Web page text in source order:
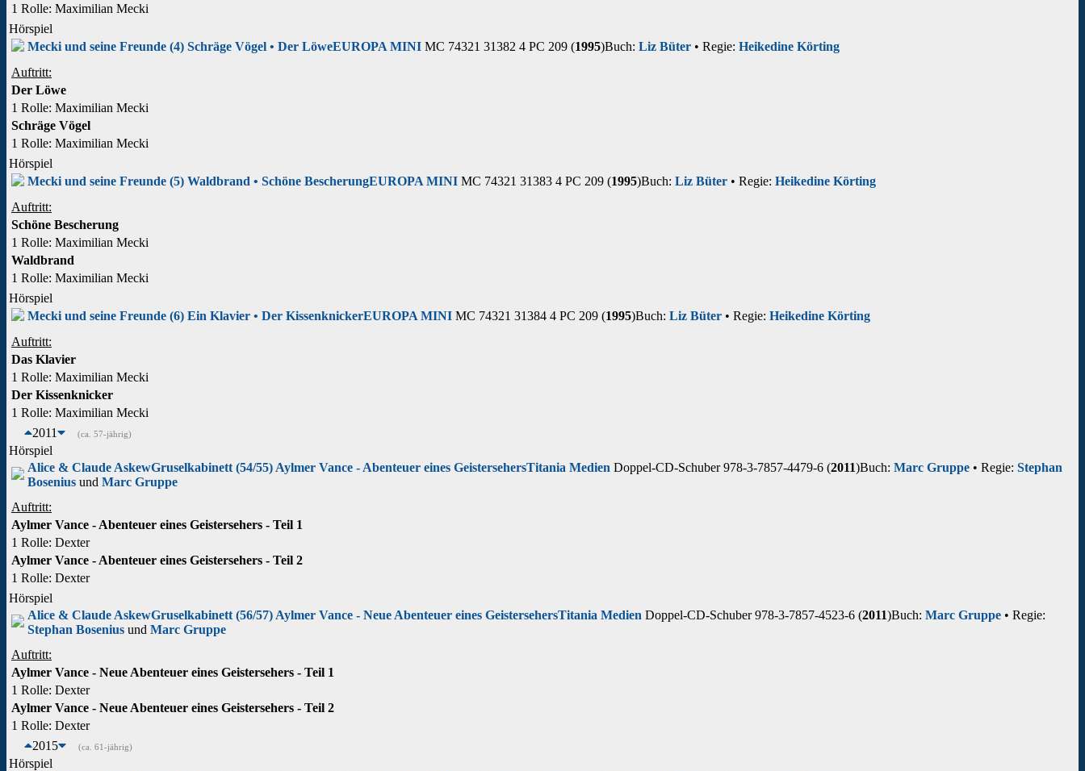
1 Rolle: Maximilian Mecki
Hörspiel
Mecki und seine Freunde (4) Schräge Vögel • Der LöweEUROPA MINI MC 74321 31382 4 PC 209 (1995)Buch: Liz Büter • Regie: Heikedine Körting
Auftritt:
Der Löwe
1 Rolle: Maximilian Mecki
Schräge Vögel
1 Rolle: Maximilian Mecki
Hörspiel
Mecki und seine Freunde (5) Waldbrand • Schöne BescherungEUROPA MINI MC 74321 31383 4 PC 209 (1995)Buch: Liz Büter • Regie: Heikedine Körting
Auftritt:
Schöne Bescherung
1 Rolle: Maximilian Mecki
Waldbrand
1 Rolle: Maximilian Mecki
Hörspiel
Mecki und seine Freunde (6) Ein Klavier • Der KissenknickerEUROPA MINI MC 74321 31384 4 PC 209 (1995)Buch: Liz Büter • Regie: Heikedine Körting
Auftritt:
Das Klavier
1 Rolle: Maximilian Mecki
Der Kissenknicker
1 Rolle: Maximilian Mecki
2011
(ca. 57-jährig)
Hörspiel
Alice & Claude AskewGruselkabinett (54/55) Aylmer Vance - Abenteuer eines GeistersehersTitania Medien Doppel-CD-Schuber 978-3-7857-4479-6 (2011)Buch: Marc Gruppe • Regie: Stephan
Bosenius und Marc Gruppe
Auftritt:
Aylmer Vance - Abenteuer eines Geistersehers - Teil 1
1 Rolle: Dexter
Aylmer Vance - Abenteuer eines Geistersehers - Teil 2
1 Rolle: Dexter
Hörspiel
Alice & Claude AskewGruselkabinett (56/57) Aylmer Vance - Neue Abenteuer eines GeistersehersTitania Medien Doppel-CD-Schuber 978-3-7857-4523-6 (2011)Buch: Marc Gruppe • Regie:
Stephan Bosenius und Marc Gruppe
Auftritt:
Aylmer Vance - Neue Abenteuer eines Geistersehers - Teil 1
1 Rolle: Dexter
Aylmer Vance - Neue Abenteuer eines Geistersehers - Teil 2
1 Rolle: Dexter
2015
(ca. 61-jährig)
Hörspiel